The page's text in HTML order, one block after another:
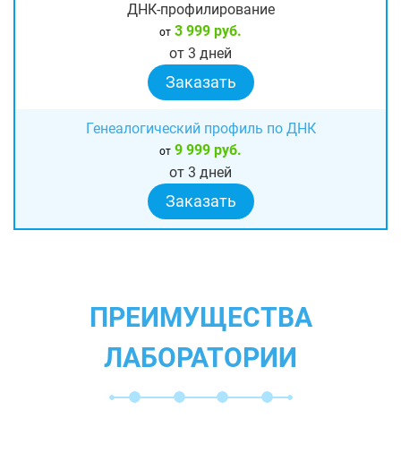
ДНК-профилирование
от 3 999 руб.
от 3 дней
Заказать
Генеалогический профиль по ДНК
от 9 999 руб.
от 3 дней
Заказать
ПРЕИМУЩЕСТВА
ЛАБОРАТОРИИ